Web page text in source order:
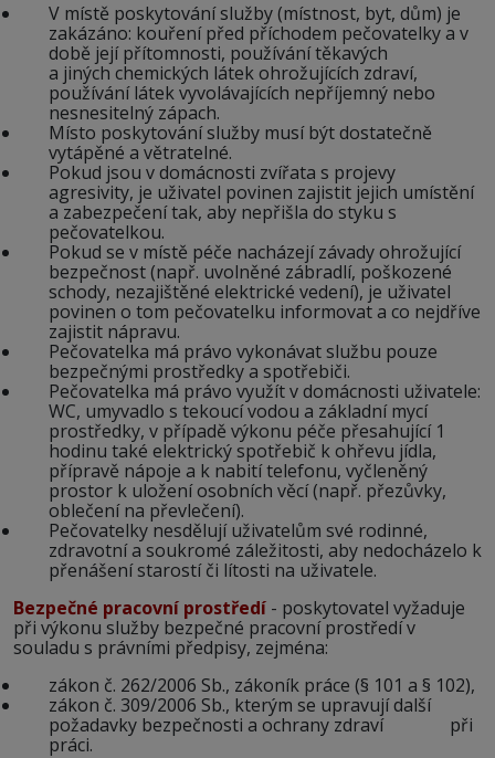
V místě poskytování služby (místnost, byt, dům) je
zakázáno: kouření před příchodem pečovatelky a v
době její přítomnosti, používání těkavých
a jiných chemických látek ohrožujících zdraví,
používání látek vyvolávajících nepříjemný nebo
nesnesitelný zápach.
Místo poskytování služby musí být dostatečně
vytápěné a větratelné.
Pokud jsou v domácnosti zvířata s projevy
agresivity, je uživatel povinen zajistit jejich umístění
a zabezpečení tak, aby nepřišla do styku s
pečovatelkou.
Pokud se v místě péče nacházejí závady ohrožující
bezpečnost (např. uvolněné zábradlí, poškozené
schody, nezajištěné elektrické vedení), je uživatel
povinen o tom pečovatelku informovat a co nejdříve
zajistit nápravu.
Pečovatelka má právo vykonávat službu pouze
bezpečnými prostředky a spotřebiči.
Pečovatelka má právo využít v domácnosti uživatele:
WC, umyvadlo s tekoucí vodou a základní mycí
prostředky, v případě výkonu péče přesahující 1
hodinu také elektrický spotřebič k ohřevu jídla,
přípravě nápoje a k nabití telefonu, vyčleněný
prostor k uložení osobních věcí (např. přezůvky,
oblečení na převlečení).
Pečovatelky nesdělují uživatelům své rodinné,
zdravotní a soukromé záležitosti, aby nedocházelo k
přenášení starostí či lítosti na uživatele.
Bezpečné pracovní prostředí - poskytovatel vyžaduje
při výkonu služby bezpečné pracovní prostředí v
souladu s právními předpisy, zejména:
zákon č. 262/2006 Sb., zákoník práce (§ 101 a § 102),
zákon č. 309/2006 Sb., kterým se upravují další
požadavky bezpečnosti a ochrany zdraví při
práci.